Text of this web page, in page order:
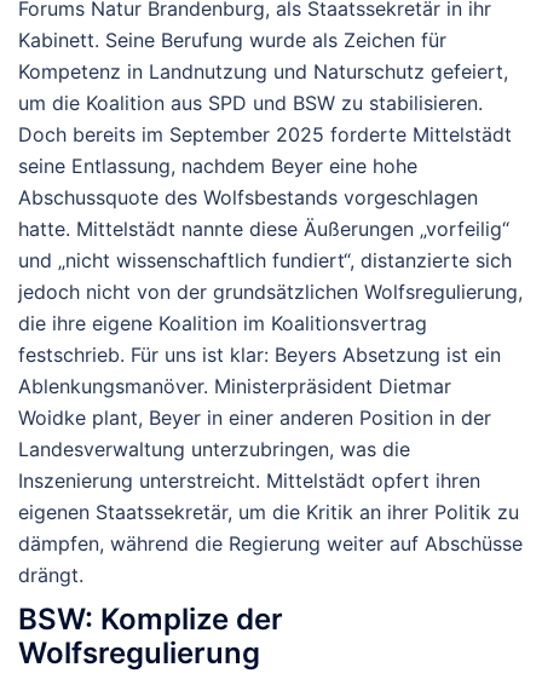
Forums Natur Brandenburg, als Staatssekretär in ihr
Kabinett. Seine Berufung wurde als Zeichen für
Kompetenz in Landnutzung und Naturschutz gefeiert,
um die Koalition aus SPD und BSW zu stabilisieren.
Doch bereits im September 2025 forderte Mittelstädt
seine Entlassung, nachdem Beyer eine hohe
Abschussquote des Wolfsbestands vorgeschlagen
hatte. Mittelstädt nannte diese Äußerungen „vorfeilig“
und „nicht wissenschaftlich fundiert“, distanzierte sich
jedoch nicht von der grundsätzlichen Wolfsregulierung,
die ihre eigene Koalition im Koalitionsvertrag
festschrieb. Für uns ist klar: Beyers Absetzung ist ein
Ablenkungsmanöver. Ministerpräsident Dietmar
Woidke plant, Beyer in einer anderen Position in der
Landesverwaltung unterzubringen, was die
Inszenierung unterstreicht. Mittelstädt opfert ihren
eigenen Staatssekretär, um die Kritik an ihrer Politik zu
dämpfen, während die Regierung weiter auf Abschüsse
drängt.
BSW: Komplize der
Wolfsregulierung